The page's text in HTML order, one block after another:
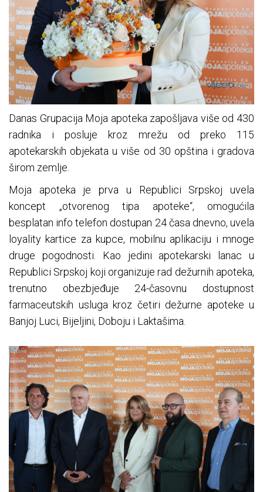
Danas Grupacija Moja apoteka zapošljava više od 430
radnika i posluje kroz mrežu od preko 115
apotekarskih objekata u više od 30 opština i gradova
širom zemlje.
Moja apoteka je prva u Republici Srpskoj uvela
koncept „otvorenog tipa apoteke“, omogućila
besplatan info telefon dostupan 24 časa dnevno, uvela
loyality kartice za kupce, mobilnu aplikaciju i mnoge
druge pogodnosti. Kao jedini apotekarski lanac u
Republici Srpskoj koji organizuje rad dežurnih apoteka,
trenutno obezbjeđuje 24-časovnu dostupnost
farmaceutskih usluga kroz četiri dežurne apoteke u
Banjoj Luci, Bijeljini, Doboju i Laktašima.